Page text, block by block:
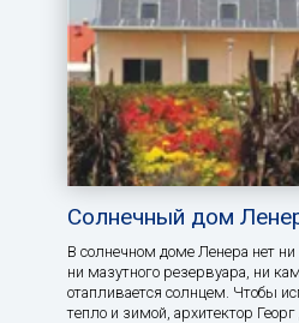
Солнечный дом
В солнечном доме Ленера нет
ни мазутного резервуара, ни
отапливается солнцем. Чтобы
тепло и зимой, архитектор